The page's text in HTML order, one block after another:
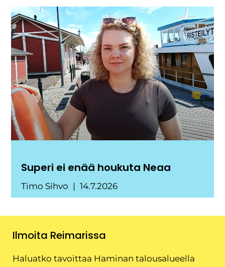
Superi ei enää houkuta Neaa
Timo Sihvo 14.7.2026
Ilmoita Reimarissa
Haluatko tavoittaa Haminan talousalueella